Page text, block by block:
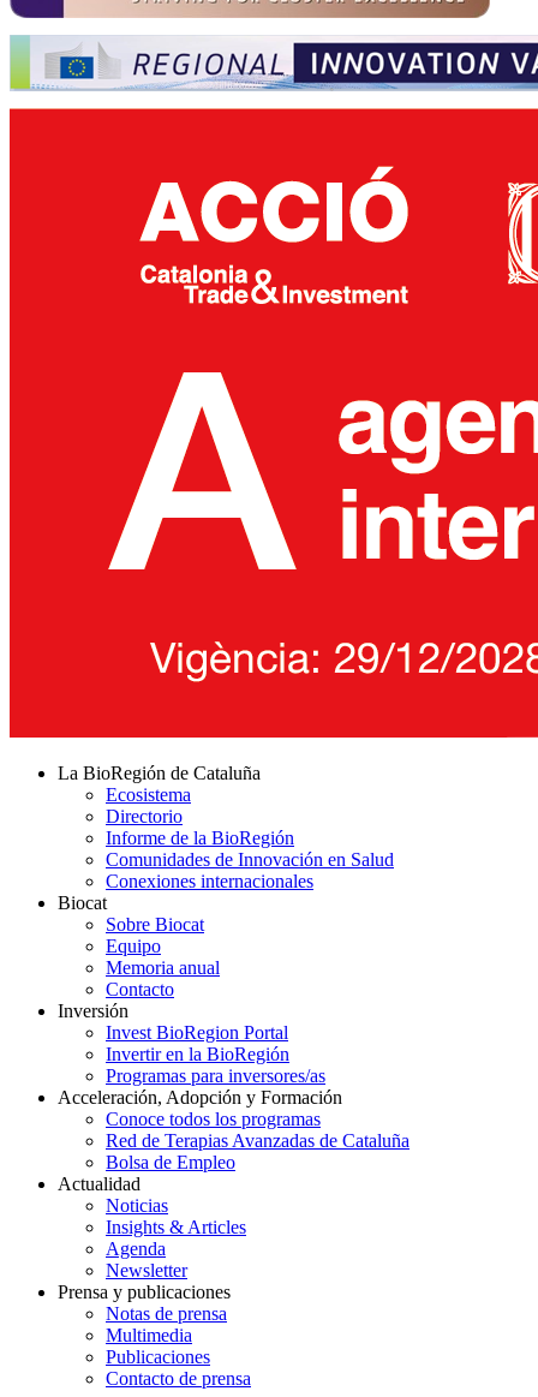
La BioRegión de Cataluña
Ecosistema
Directorio
Informe de la BioRegión
Comunidades de Innovación en Salud
Conexiones internacionales
Biocat
Sobre Biocat
Equipo
Memoria anual
Contacto
Inversión
Invest BioRegion Portal
Invertir en la BioRegión
Programas para inversores/as
Acceleración, Adopción y Formación
Conoce todos los programas
Red de Terapias Avanzadas de Cataluña
Bolsa de Empleo
Actualidad
Noticias
Insights & Articles
Agenda
Newsletter
Prensa y publicaciones
Notas de prensa
Multimedia
Publicaciones
Contacto de prensa